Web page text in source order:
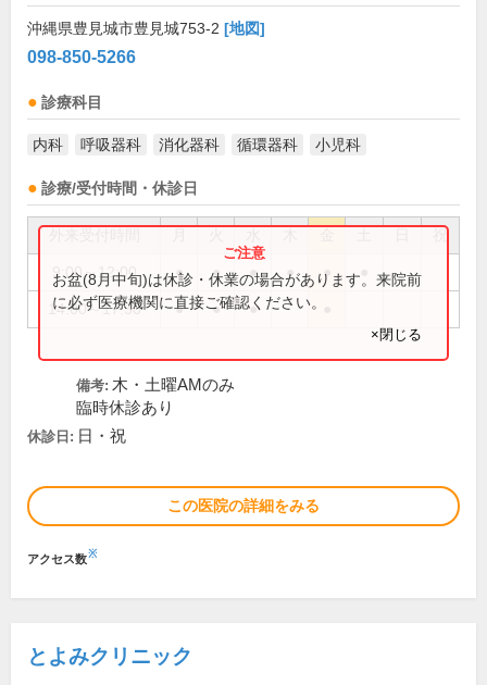
沖縄県豊見城市豊見城753-2 [地図]
098-850-5266
診療科目
内科 呼吸器科 消化器科 循環器科 小児科
診療/受付時間・休診日
祝
9:00～12:00 ● ● ● ● ●
14:00～17:30 ● ● ●
お盆(8月中旬)は休診・休業の場合があります。来院前
に必ず医療機関に直接ご確認ください。
×閉じる
備考: 木・土曜AMのみ
臨時休診あり
休診日: 日・祝
この医院の詳細をみる
アクセス数※
とよみクリニック